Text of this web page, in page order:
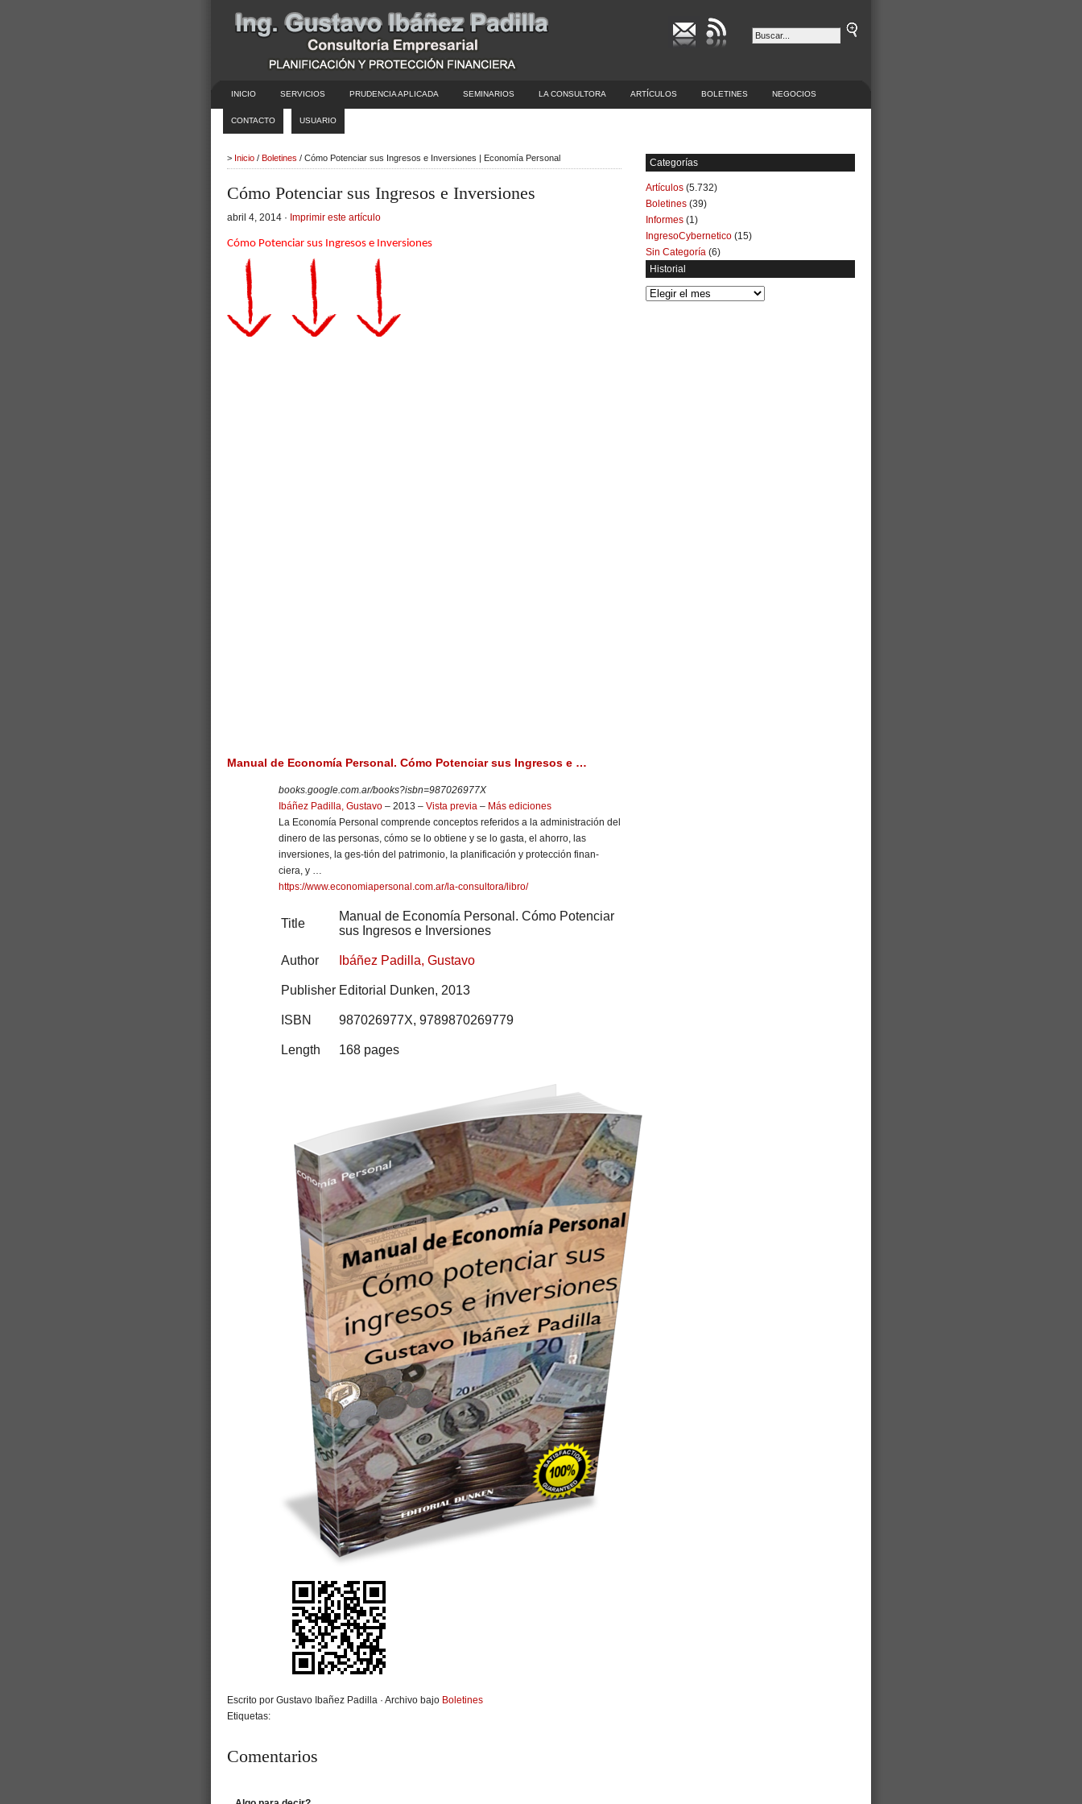
INICIO SERVICIOS PRUDENCIA APLICADA SEMINARIOS LA CONSULTORA ARTÍCULOS BOLETINES NEGOCIOS
CONTACTO USUARIO
> Inicio / Boletines / Cómo Potenciar sus Ingresos e Inversiones | Economía Personal
Cómo Potenciar sus Ingresos e Inversiones
abril 4, 2014 · Imprimir este artículo
Cómo Potenciar sus Ingresos e Inversiones
Manual de Economía Personal. Cómo Potenciar sus Ingresos e …
books.google.com.ar/books?isbn=987026977X
Ibáñez Padilla, Gustavo – 2013 – Vista previa – ‎ Más ediciones
La Economía Personal comprende conceptos referidos a la administración del
dinero de las personas, cómo se lo obtiene y se lo gasta, el ahorro, las
inversiones, la ges-tión del patrimonio, la planificación y protección finan-
ciera, y …
https://www.economiapersonal.com.ar/la-consultora/libro/
Title
Manual de Economía Personal. Cómo Potenciar
sus Ingresos e Inversiones
Author Ibáñez Padilla, Gustavo
Publisher Editorial Dunken, 2013
ISBN 987026977X, 9789870269779
Length 168 pages
Escrito por Gustavo Ibañez Padilla · Archivo bajo Boletines
Etiquetas:
Comentarios
Categorías
Artículos (5.732)
Boletines (39)
Informes (1)
IngresoCybernetico (15)
Sin Categoría (6)
Historial
Historial